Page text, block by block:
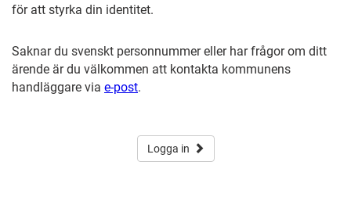
för att styrka din identitet.
Saknar du svenskt personnummer eller har frågor om ditt
ärende är du välkommen att kontakta kommunens
handläggare via e-post.
Logga in